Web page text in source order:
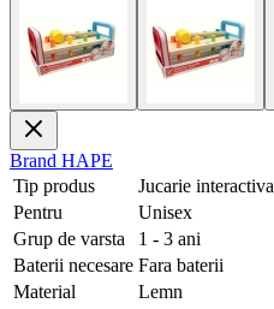
Brand HAPE
Tip produs
Jucarie interactiva
Pentru
Unisex
Grup de varsta
1 - 3 ani
Baterii necesare Fara baterii
Material
Lemn